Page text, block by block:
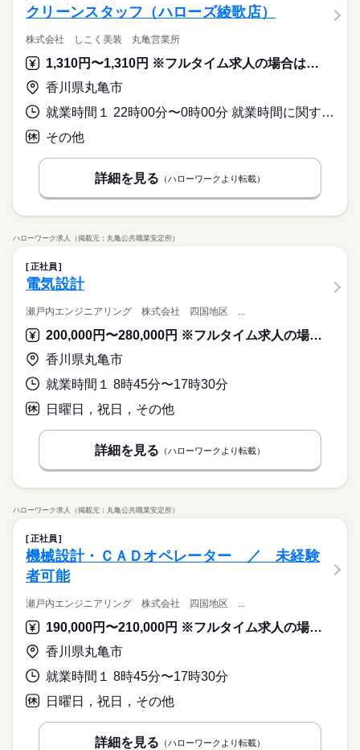
クリーンスタッフ（ハローズ綾歌店）
株式会社 しこく美装 丸亀営業所
1,310円〜1,310円 ※フルタイム求人の場合は月額（換算額）、パート求人の場合は時間額を表示しています。
香川県丸亀市
就業時間１ 22時00分〜0時00分 就業時間に関する特記事項 ＊週２日勤務
その他
詳細を見る （ハローワークより転載）
ハローワーク求人（掲載元：丸亀公共職業安定所）
正社員
電気設計
瀬戸内エンジニアリング 株式会社 四国地区 ...
200,000円〜280,000円 ※フルタイム求人の場合は月額（換算額）、パート求人の場合は時間額を表示しています。
香川県丸亀市
就業時間１ 8時45分〜17時30分
日曜日，祝日，その他
詳細を見る （ハローワークより転載）
ハローワーク求人（掲載元：丸亀公共職業安定所）
正社員
機械設計・ＣＡＤオペレーター ／ 未経験
者可能
瀬戸内エンジニアリング 株式会社 四国地区 ...
190,000円〜210,000円 ※フルタイム求人の場合は月額（換算額）、パート求人の場合は時間額を表示しています。
香川県丸亀市
就業時間１ 8時45分〜17時30分
日曜日，祝日，その他
詳細を見る （ハローワークより転載）